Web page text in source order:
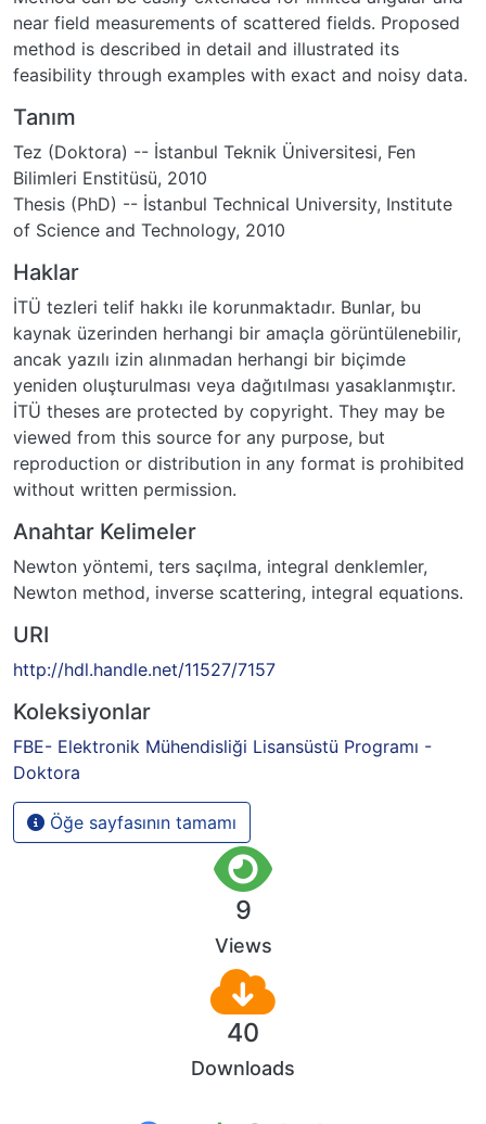
near field measurements of scattered fields. Proposed
method is described in detail and illustrated its
feasibility through examples with exact and noisy data.
Tanım
Tez (Doktora) -- İstanbul Teknik Üniversitesi, Fen
Bilimleri Enstitüsü, 2010
Thesis (PhD) -- İstanbul Technical University, Institute
of Science and Technology, 2010
Haklar
İTÜ tezleri telif hakkı ile korunmaktadır. Bunlar, bu
kaynak üzerinden herhangi bir amaçla görüntülenebilir,
ancak yazılı izin alınmadan herhangi bir biçimde
yeniden oluşturulması veya dağıtılması yasaklanmıştır.
İTÜ theses are protected by copyright. They may be
viewed from this source for any purpose, but
reproduction or distribution in any format is prohibited
without written permission.
Anahtar Kelimeler
Newton yöntemi, ters saçılma, integral denklemler,
Newton method, inverse scattering, integral equations.
URI
http://hdl.handle.net/11527/7157
Koleksiyonlar
FBE- Elektronik Mühendisliği Lisansüstü Programı -
Doktora
Öğe sayfasının tamamı
9
Views
40
Downloads